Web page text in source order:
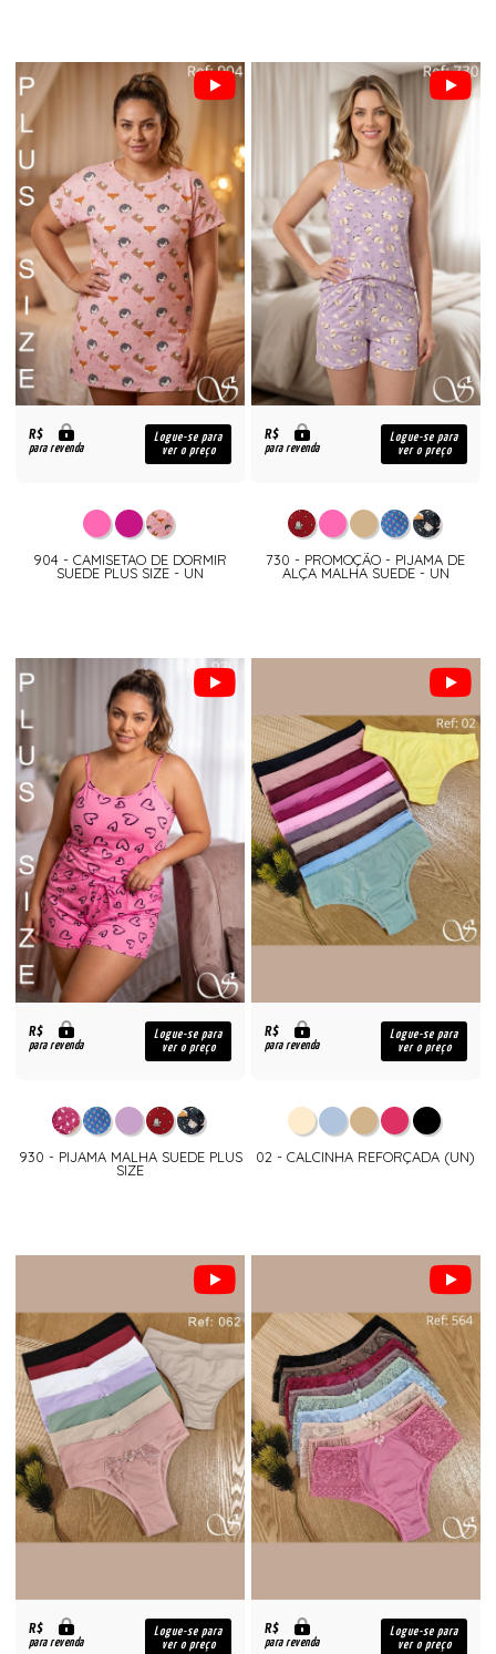
R$
para revenda
Logue-se para
ver o preço
904 - CAMISETAO DE DORMIR
SUEDE PLUS SIZE - UN
R$
para revenda
Logue-se para
ver o preço
730 - PROMOÇÃO - PIJAMA DE
ALÇA MALHA SUEDE - UN
R$
para revenda
Logue-se para
ver o preço
930 - PIJAMA MALHA SUEDE PLUS
SIZE
R$
para revenda
Logue-se para
ver o preço
02 - CALCINHA REFORÇADA (UN)
R$
para revenda
Logue-se para
ver o preço
R$
para revenda
Logue-se para
ver o preço